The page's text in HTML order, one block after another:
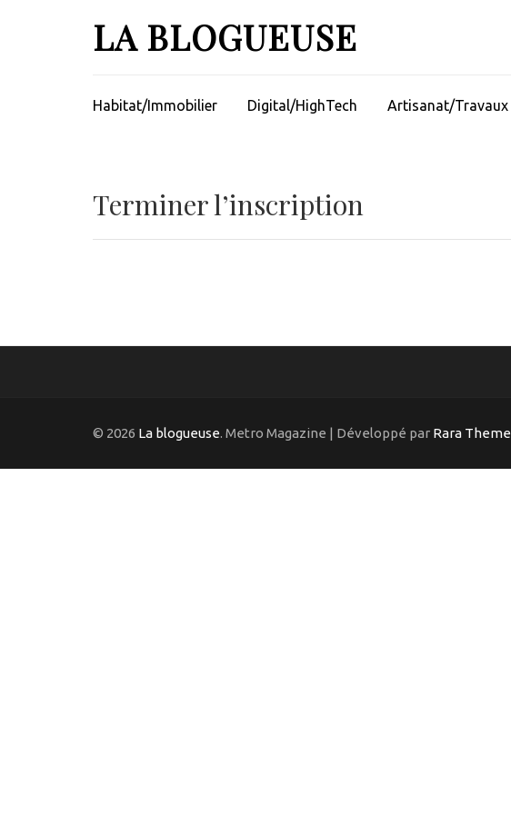
LA BLOGUEUSE
Habitat/Immobilier Digital/HighTech Artisanat/Travaux
Terminer l’inscription
© 2026 La blogueuse. Metro Magazine | Développé par Rara Theme